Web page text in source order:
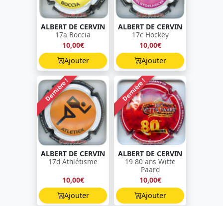
ALBERT DE CERVIN
17a Boccia
10,00€
Ajouter
ALBERT DE CERVIN
17c Hockey
10,00€
Ajouter
Dernière !
ALBERT DE CERVIN
17d Athlétisme
10,00€
Ajouter
Dernière !
ALBERT DE CERVIN
19 80 ans Witte
Paard
10,00€
Ajouter